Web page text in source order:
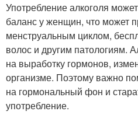
Употребление алкоголя
баланс у женщин, что может
менструальным циклом,
волос и другим патологиям.
на выработку гормонов,
организме. Поэтому важно
на гормональный фон и
употребление.